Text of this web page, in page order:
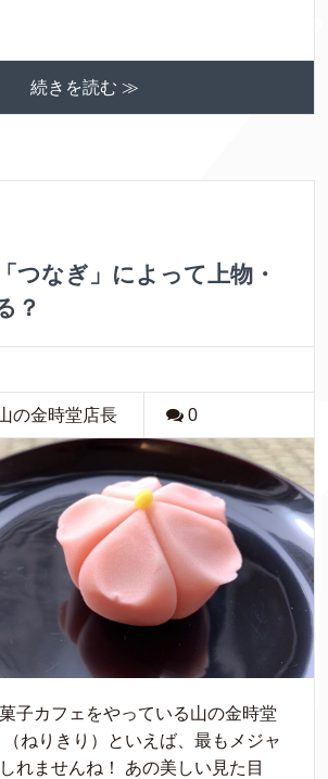
続きを読む ≫
つなぎ」によって上物・
？
の金時堂店長 0
子カフェをやっている山の金時堂
ねりきり）といえば、最もメジャ
れませんね！ あの美しい見た目